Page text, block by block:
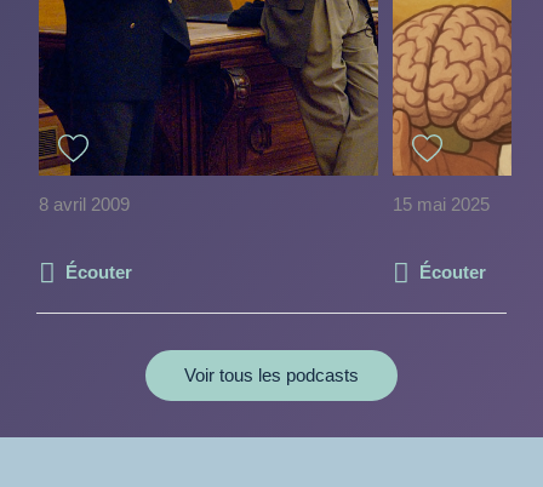
8 avril 2009
Écouter
15 mai 2025
Écouter
Voir tous les podcasts